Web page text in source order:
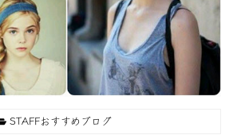
STAFFおすすめブログ